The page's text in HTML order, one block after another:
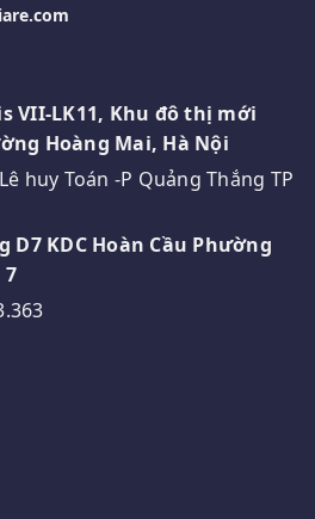
VII-LK11, Khu đô thị mới
Hoàng Mai, Hà Nội
huy Toán -P Quảng Thắng TP
D7 KDC Hoàn Cầu Phường
7